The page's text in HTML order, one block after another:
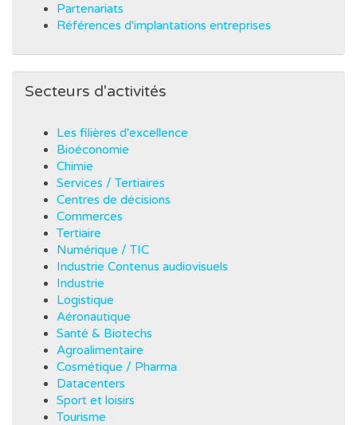
Partenariats
Références d'implantations entreprises
Secteurs d'activités
Les filières d'excellence
Bioéconomie
Chimie
Services / Tertiaires
Centres de décisions
Commerces
Tertiaire
Numérique / TIC
Industrie Contenus audiovisuels
Industrie
Logistique
Aéronautique
Santé & Biotechs
Agroalimentaire
Cosmétique / Pharma
Datacenters
Sport et loisirs
Tourisme